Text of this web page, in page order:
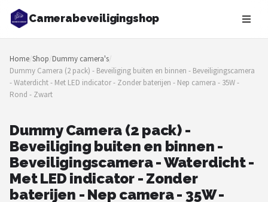
Camerabeveiligingshop
Zoeken
NAVIGATIE
Shop
Blog
Beveiligingscamera's
Home/Shop/Dummy camera's/
Dummy Camera (2 pack) - Beveiliging buiten en binnen - Beveiligingscamera
- Waterdicht - Met LED indicator - Zonder baterijen - Nep camera - 35W -
Rond - Zwart
Dummy Camera (2 pack) -
Beveiliging buiten en binnen -
Beveiligingscamera - Waterdicht -
Met LED indicator - Zonder
baterijen - Nep camera - 35W -